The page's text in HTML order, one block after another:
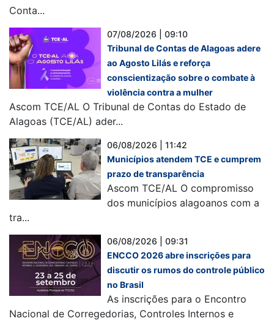
Conta...
07/08/2026 | 09:10
Tribunal de Contas de Alagoas adere
ao Agosto Lilás e reforça
conscientização sobre o combate à
violência contra a mulher
Ascom TCE/AL O Tribunal de Contas do Estado de
Alagoas (TCE/AL) ader...
06/08/2026 | 11:42
Municípios atendem TCE e cumprem
prazo de transparência
Ascom TCE/AL O compromisso
dos municípios alagoanos com a
tra...
06/08/2026 | 09:31
ENCCO 2026 abre inscrições para
discutir os rumos do controle público
no Brasil
As inscrições para o Encontro
Nacional de Corregedorias, Controles Internos e